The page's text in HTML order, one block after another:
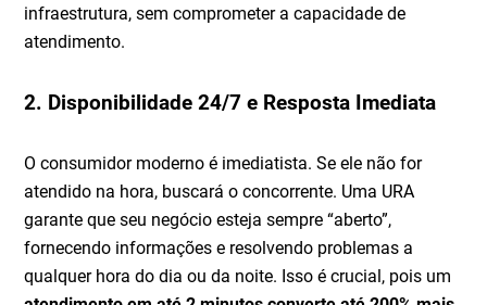
infraestrutura, sem comprometer a capacidade de
atendimento.
2. Disponibilidade 24/7 e Resposta Imediata
O consumidor moderno é imediatista. Se ele não for
atendido na hora, buscará o concorrente. Uma URA
garante que seu negócio esteja sempre “aberto”,
fornecendo informações e resolvendo problemas a
qualquer hora do dia ou da noite. Isso é crucial, pois um